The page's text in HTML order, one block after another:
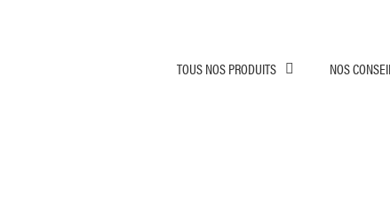
TOUS NOS PRODUITS NOS